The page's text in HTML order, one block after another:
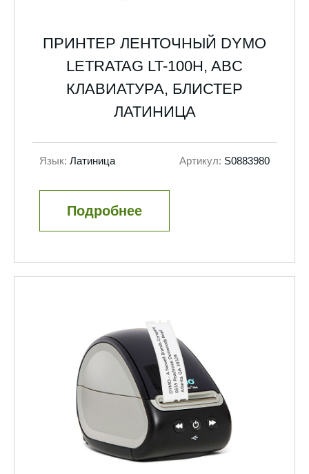
ПРИНТЕР ЛЕНТОЧНЫЙ DYMO
LETRATAG LT-100H, ABC
КЛАВИАТУРА, БЛИСТЕР
ЛАТИНИЦА
Язык: Латиница Артикул: S0883980
Подробнее